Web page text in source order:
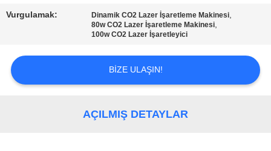
Vurgulamak: Dinamik CO2 Lazer İşaretleme Makinesi,
80w CO2 Lazer İşaretleme Makinesi,
100w CO2 Lazer İşaretleyici
BIZE ULAŞIN!
AÇILMIŞ DETAYLAR